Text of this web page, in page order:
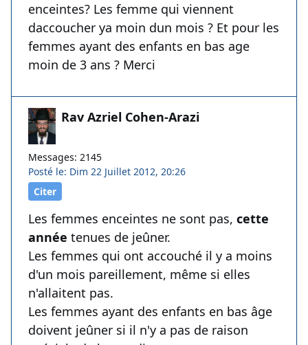
enceintes? Les femme qui viennent
daccoucher ya moin dun mois ? Et pour les
femmes ayant des enfants en bas age
moin de 3 ans ? Merci
Rav Azriel Cohen-Arazi
Messages: 2145
Posté le: Dim 22 Juillet 2012, 20:26
Citer
Les femmes enceintes ne sont pas, cette
année tenues de jeûner.
Les femmes qui ont accouché il y a moins
d'un mois pareillement, même si elles
n'allaitent pas.
Les femmes ayant des enfants en bas âge
doivent jeûner si il n'y a pas de raison